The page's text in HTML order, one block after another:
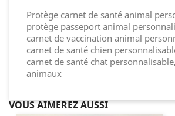
Protège carnet de santé animal
protège passeport animal
carnet de vaccination animal
carnet de santé chien
carnet de santé chat
animaux
VOUS AIMEREZ AUSSI